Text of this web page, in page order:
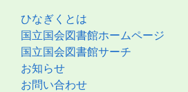
ひなぎくとは
国立国会図書館ホームページ
国立国会図書館サーチ
お知らせ
お問い合わせ